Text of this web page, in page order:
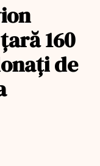
160
de